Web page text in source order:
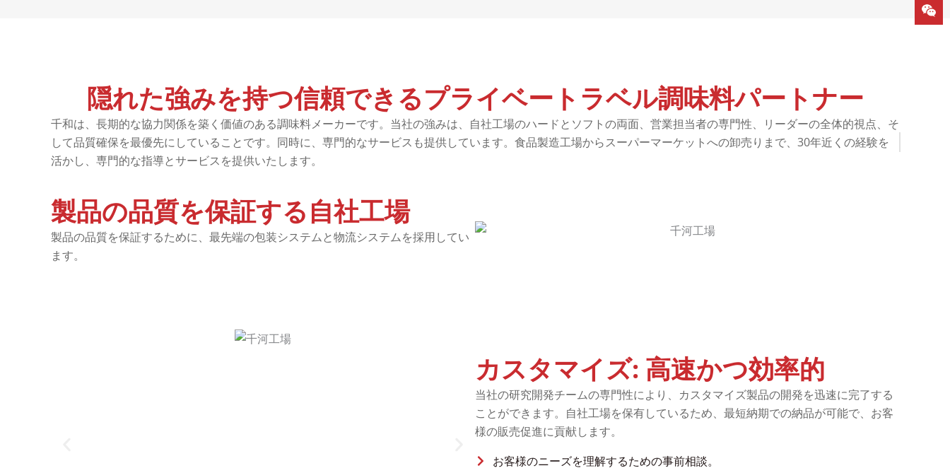
隠れた強みを持つ信頼できるプライベートラベル調味料パートナー
千和は、長期的な協力関係を築く価値のある調味料メーカーです。当社の強みは、自社工場のハードとソフトの両面、営業担当者の専門性、リーダーの全体的視点、そ
して品質確保を最優先にしていることです。同時に、専門的なサービスも提供しています。食品製造工場からスーパーマーケットへの卸売りまで、30年近くの経験を
活かし、専門的な指導とサービスを提供いたします。
製品の品質を保証する自社工場
製品の品質を保証するために、最先端の包装システムと物流システムを採用してい
ます。
カスタマイズ: 高速かつ効率的
当社の研究開発チームの専門性により、カスタマイズ製品の開発を迅速に完了する
ことができます。自社工場を保有しているため、最短納期での納品が可能で、お客
様の販売促進に貢献します。
お客様のニーズを理解するための事前相談。